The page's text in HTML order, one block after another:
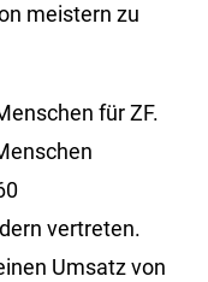
meistern zu
für ZF.
vertreten.
Umsatz von